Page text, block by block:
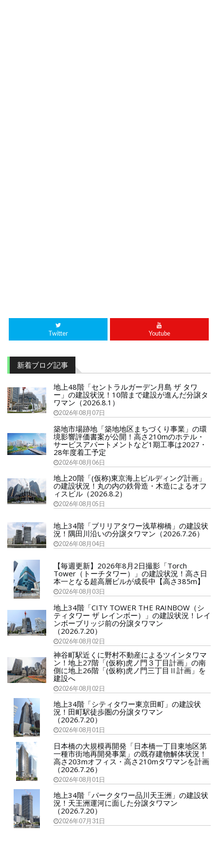
Twitter Youtube
新着ブログ記事
地上48階「セントラルガーデン月島 ザ タワ
ー」の建設状況！10階まで建設が進んだ分譲タ
ワマン（2026.8.1）
2026年08月07日
築地市場跡地「築地地区まちづくり事業」の環
境影響評価書案が公開！高さ210mのホテル・
サービスアパートメントなど1期工事は2027・
28年度着工予定
2026年08月06日
地上20階「(仮称)東京海上ビルディング計画」
の建設状況！丸の内の鉄骨造・木造によるオフ
ィスビル（2026.8.2）
2026年08月05日
地上34階「ブリリアタワー浅草柳橋」の建設状
況！隅田川沿いの分譲タワマン（2026.7.26）
2026年08月04日
【毎週更新】2026年8月2日撮影「Torch
Tower（トーチタワー）」の建設状況！高さ日
本一となる超高層ビルが成長中【高さ385m】
2026年08月03日
地上34階「CITY TOWER THE RAINBOW（シ
ティタワー ザ レインボー）」の建設状況！レイ
ンボーブリッジ前の分譲タワマン
（2026.7.20）
2026年08月02日
神谷町駅近くに野村不動産によるツインタワマ
ン！地上27階「(仮称)虎ノ門３丁目計画」の南
側に地上26階「(仮称)虎ノ門三丁目Ⅱ計画」を
建設へ
2026年08月02日
地上34階「シティタワー東京田町」の建設状
況！田町駅徒歩圏の分譲タワマン
（2026.7.20）
2026年08月01日
日本橋の大規模再開発「日本橋一丁目東地区第
一種市街地再開発事業」の既存建物解体状況！
高さ203mオフィス・高さ210mタワマンを計画
（2026.7.26）
2026年08月01日
地上34階「パークタワー品川天王洲」の建設状
況！天王洲運河に面した分譲タワマン
（2026.7.20）
2026年07月31日